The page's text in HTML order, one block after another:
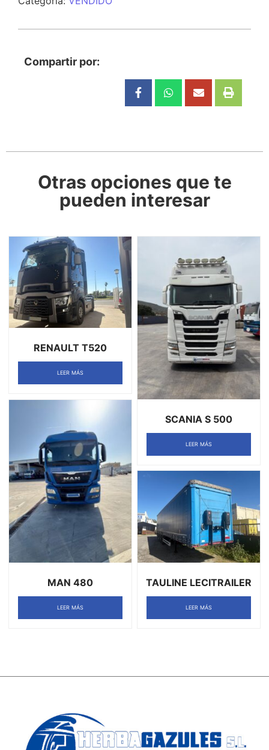
Compartir por:
Otras opciones que te
pueden interesar
RENAULT T520
LEER MÁS
SCANIA S 500
LEER MÁS
MAN 480
LEER MÁS
TAULINE LECITRAILER
LEER MÁS